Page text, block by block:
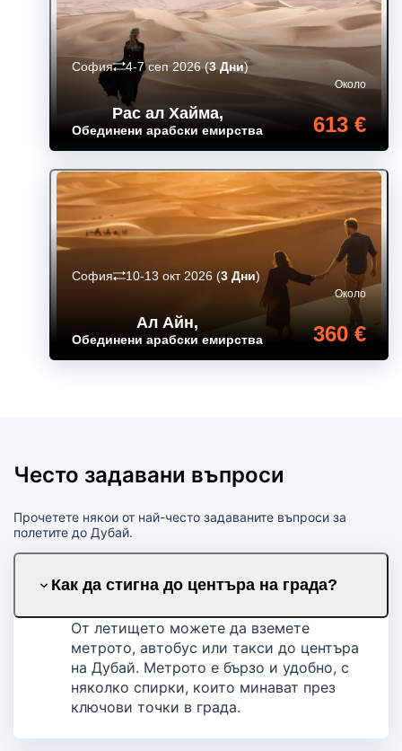
Рас ал Хайма,
Обединени арабски емирства
Около
613 €
София 4-7 сеп 2026(3 Дни)
Ал Айн,
Обединени арабски емирства
Около
360 €
София 10-13 окт 2026 (3 Дни)
Често задавани въпроси
Прочетете някои от най-често задаваните въпроси за
полетите до Дубай.
Как да стигна до центъра на града?
От летището можете да вземете
метрото, автобус или такси до центъра
на Дубай. Метрото е бързо и удобно, с
няколко спирки, които минават през
ключови точки в града.